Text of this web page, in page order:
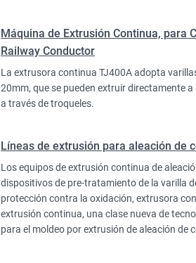
Máquina de Extrusión Continua, para
Railway Conductor
La extrusora continua TJ400A adopta
20mm, que se pueden extruir directamente
a través de troqueles.
Líneas de extrusión para aleación de
Los equipos de extrusión continua de
dispositivos de pre-tratamiento de la varilla
protección contra la oxidación, extrusora
extrusión continua, una clase nueva de
para el moldeo por extrusión de aleación de